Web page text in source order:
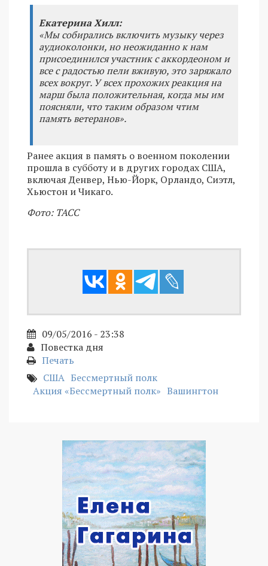
Екатерина Хилл:
«Мы собирались включить музыку через
аудиоколонки, но неожиданно к нам
присоединился участник с аккордеоном и
все с радостью пели вживую, это заряжало
всех вокруг. У всех прохожих реакция на
марш была положительная, когда мы им
поясняли, что таким образом чтим
память ветеранов».
Ранее акция в память о военном поколении
прошла в субботу и в других городах США,
включая Денвер, Нью-Йорк, Орландо, Сиэтл,
Хьюстон и Чикаго.
Фото: ТАСС
09/05/2016 - 23:38
Повестка дня
Печать
США Бессмертный полк
Акция «Бессмертный полк» Вашингтон